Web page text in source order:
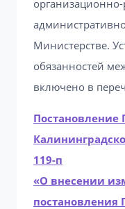
Министерстве.
обязанностей
включено в
Постановление
119-п
«О внесении
постановления